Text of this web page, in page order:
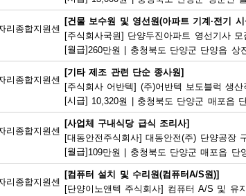
리종합지원센
[건물 보수원 및 영선원(아파트 기계·전기
[주식회사국원] 단양두진아파트 영선기사 모
[월급] 260만원 |
리종합지원센
[기타 제조 관련 단순 종사원]
[주식회사 어반텍] (주)어반텍 보도블럭 생산
[시급] 10,320원 |
리종합지원센
[사업체 구내식당 급식 조리사]
[대동안전주식회사] 대동안전(주) 단양공장
[월급] 109만원 |
리종합지원센
[컴퓨터 설치 및 수리원(컴퓨터A/S원)]
[단양이노앤텍 주식회사] 컴퓨터 A/S 및 유